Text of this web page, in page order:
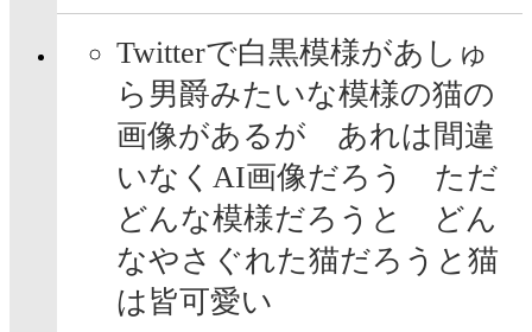
Twitterで白黒模様があしゅ
ら男爵みたいな模様の猫の
画像があるが あれは間違
いなくAI画像だろう ただ
どんな模様だろうと どん
なやさぐれた猫だろうと猫
は皆可愛い